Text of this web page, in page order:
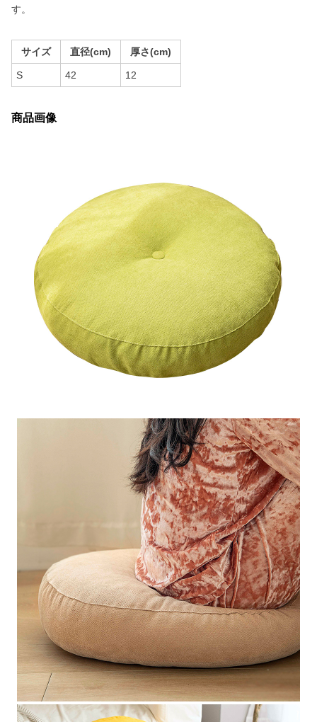
す。
サイズ 直径(cm) 厚さ(cm)
S 42 12
商品画像